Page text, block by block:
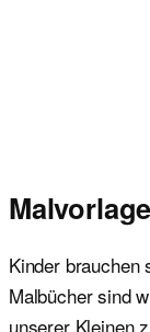
Kinder brauchen
Malbücher sind
unserer Kleinen